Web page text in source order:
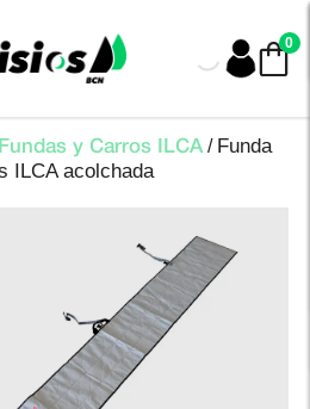
0
Fundas y Carros ILCA / Funda
ILCA acolchada